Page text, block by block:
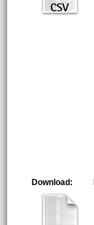
Download: